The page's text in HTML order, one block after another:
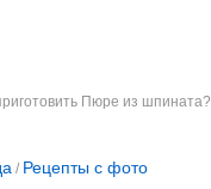
Пюре из шпината?
/ Рецепты с фото